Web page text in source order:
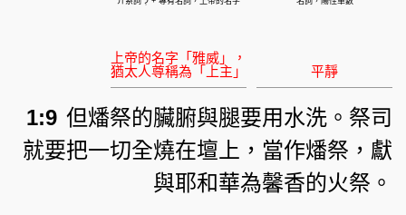
1:9 但燔祭的臟腑與腿要用水洗。祭司
就要把一切全燒在壇上，當作燔祭，獻
與耶和華為馨香的火祭。